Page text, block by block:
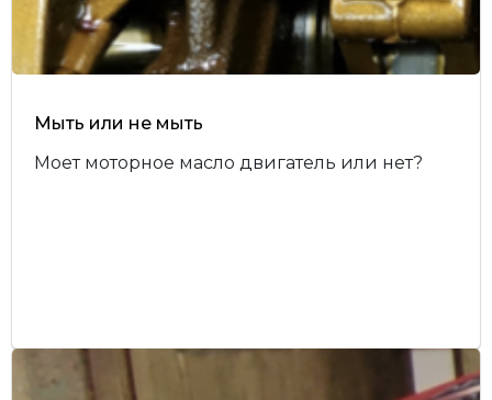
Мыть или не мыть
Моет моторное масло двигатель или нет?